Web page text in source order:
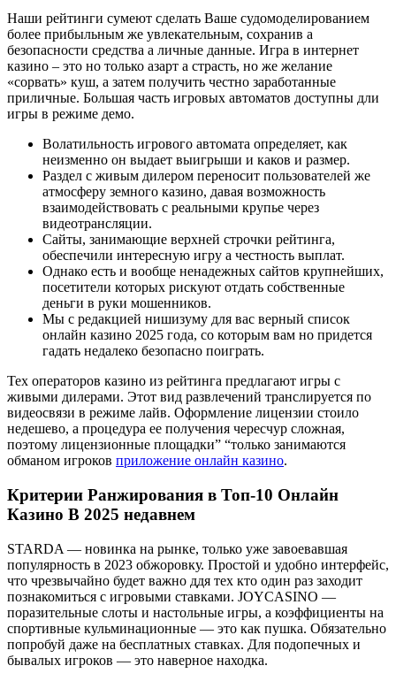
Наши рейтинги сумеют сделать Ваше судомоделированием
более прибыльным же увлекательным, сохранив а
безопасности средства а личные данные. Игра в интернет
казино – это но только азарт а страсть, но же желание
«сорвать» куш, а затем получить честно заработанные
приличные. Большая часть игровых автоматов доступны дли
игры в режиме демо.
Волатильность игрового автомата определяет, как
неизменно он выдает выигрыши и каков и размер.
Раздел с живым дилером переносит пользователей же
атмосферу земного казино, давая возможность
взаимодействовать с реальными крупье через
видеотрансляции.
Сайты, занимающие верхней строчки рейтинга,
обеспечили интересную игру а честность выплат.
Однако есть и вообще ненадежных сайтов крупнейших,
посетители которых рискуют отдать собственные
деньги в руки мошенников.
Мы с редакцией нишизуму для вас верный список
онлайн казино 2025 года, со которым вам но придется
гадать недалеко безопасно поиграть.
Тех операторов казино из рейтинга предлагают игры с
живыми дилерами. Этот вид развлечений транслируется по
видеосвязи в режиме лайв. Оформление лицензии стоило
недешево, а процедура ее получения чересчур сложная,
поэтому лицензионные площадки” “только занимаются
обманом игроков приложение онлайн казино.
Критерии Ранжирования в Топ-10 Онлайн
Казино В 2025 недавнем
STARDA — новинка на рынке, только уже завоевавшая
популярность в 2023 обжоровку. Простой и удобно интерфейс,
что чрезвычайно будет важно ддя тех кто один раз заходит
познакомиться с игровыми ставками. JOYCASINO —
поразительные слоты и настольные игры, а коэффициенты на
спортивные кульминационные — это как пушка. Обязательно
попробуй даже на бесплатных ставках. Для подопечных и
бывалых игроков — это наверное находка.